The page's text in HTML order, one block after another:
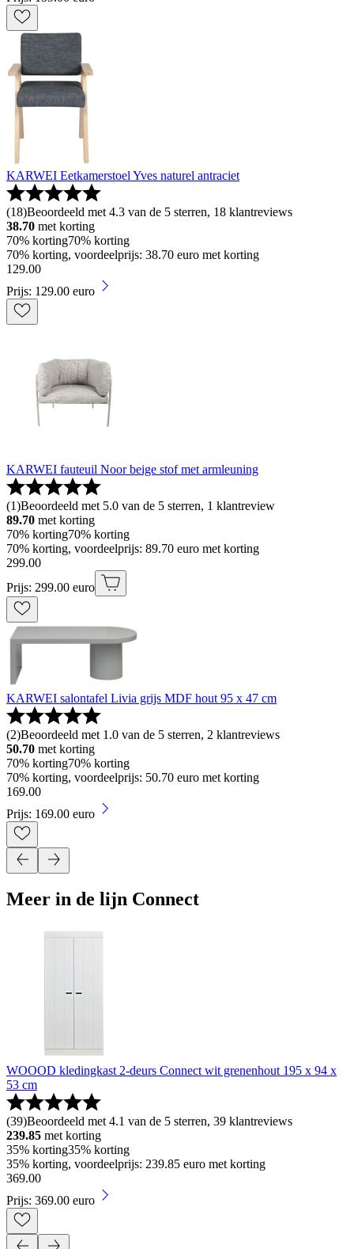
KARWEI Eetkamerstoel Yves naturel antraciet
(18)Beoordeeld met 4.3 van de 5 sterren, 18 klantreviews
38.70 met korting
70% korting70% korting
70% korting, voordeelprijs: 38.70 euro met korting
129.00
Prijs: 129.00 euro
KARWEI fauteuil Noor beige stof met armleuning
(1)Beoordeeld met 5.0 van de 5 sterren, 1 klantreview
89.70 met korting
70% korting70% korting
70% korting, voordeelprijs: 89.70 euro met korting
299.00
Prijs: 299.00 euro
KARWEI salontafel Livia grijs MDF hout 95 x 47 cm
(2)Beoordeeld met 1.0 van de 5 sterren, 2 klantreviews
50.70 met korting
70% korting70% korting
70% korting, voordeelprijs: 50.70 euro met korting
169.00
Prijs: 169.00 euro
Meer in de lijn Connect
WOOOD kledingkast 2-deurs Connect wit grenenhout 195 x 94 x
53 cm
(39)Beoordeeld met 4.1 van de 5 sterren, 39 klantreviews
239.85 met korting
35% korting35% korting
35% korting, voordeelprijs: 239.85 euro met korting
369.00
Prijs: 369.00 euro